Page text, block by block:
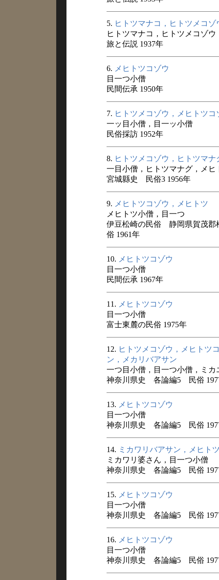
5. ヒトツマナコ，ヒトツメコ
ヒトツマナコ，ヒトツメコゾ
旅と伝説 1937年
6. メヒトツコゾウ
目一つ小僧
民間伝承 1950年
7. ヒトツメコゾウ，メヒトツコ
一ッ目小僧，目一ッ小僧
民俗採訪 1952年
8. ヒトツメコゾウ，ヒトツマ
一目小僧，ヒトツマナグ，メヒ
宮城縣史 民俗3 1956年
9. メヒトツコゾウ，メヒトツ
メヒトツ小僧，目一つ
伊豆松崎の民俗 静岡県賀茂郡
俗 1961年
10. メヒトツコゾウ
目一つ小僧
民間伝承 1967年
11. メヒトツコゾウ
目一つ小僧
富士東麓の民俗 1975年
12. ヒトツメコゾウ，メヒトツ
ン，メカリバアサン
一つ目小僧，目一つ小僧，ミ
神奈川県史 各論編5 民俗
13. メヒトツコゾウ
目一つ小僧
神奈川県史 各論編5 民俗
14. ミカワリバアサン，メヒト
ミカワリ婆さん，目一つ小僧
神奈川県史 各論編5 民俗
15. メヒトツコゾウ
目一つ小僧
神奈川県史 各論編5 民俗
16. メヒトツコゾウ
目一つ小僧
神奈川県史 各論編5 民俗